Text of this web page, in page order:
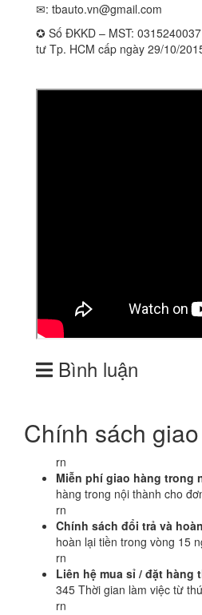
✉: tbauto.vn@gmail.com
✪ Số ĐKKD – MST:
tư Tp. HCM cấp ngày 29/10/
Bình luận
Chính sách
rn
Miễn phí giao hàng trong
hàng trong nội thành cho
rn
Chính sách đổi trả và
hoàn lại tiền trong vòng 15
rn
Liên hệ mua sỉ / đặt hàng
345 Thời gian làm việc từ
rn